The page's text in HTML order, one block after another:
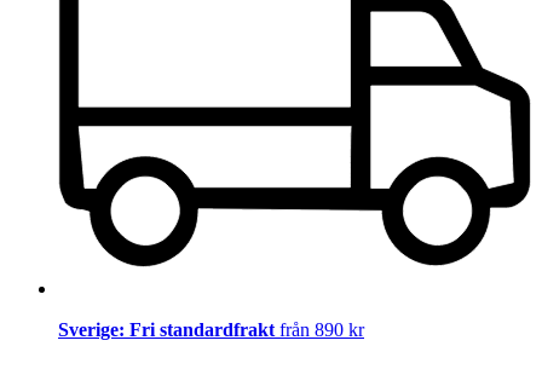
Sverige: Fri standardfrakt från 890 kr